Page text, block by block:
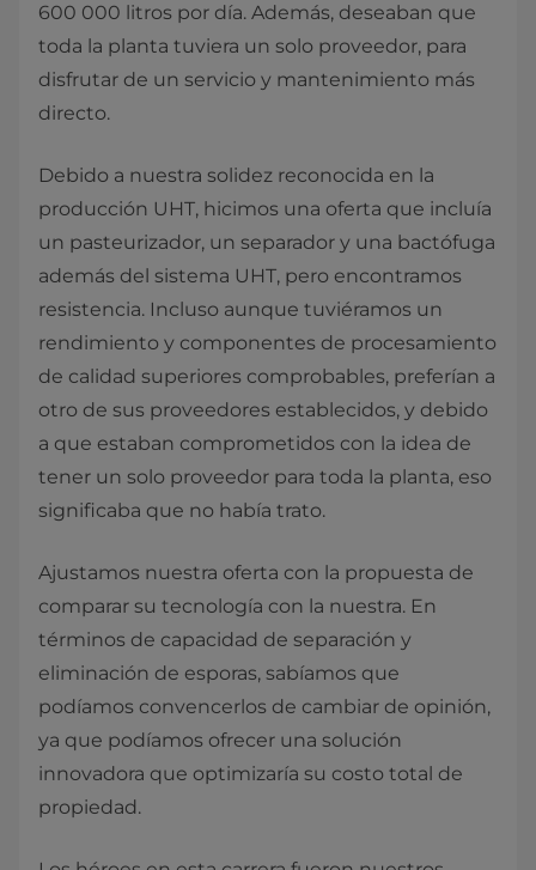
600 000 litros por día. Además, deseaban que
toda la planta tuviera un solo proveedor, para
disfrutar de un servicio y mantenimiento más
directo.
Debido a nuestra solidez reconocida en la
producción UHT, hicimos una oferta que incluía
un pasteurizador, un separador y una bactófuga
además del sistema UHT, pero encontramos
resistencia. Incluso aunque tuviéramos un
rendimiento y componentes de procesamiento
de calidad superiores comprobables, preferían a
otro de sus proveedores establecidos, y debido
a que estaban comprometidos con la idea de
tener un solo proveedor para toda la planta, eso
significaba que no había trato.
Ajustamos nuestra oferta con la propuesta de
comparar su tecnología con la nuestra. En
términos de capacidad de separación y
eliminación de esporas, sabíamos que
podíamos convencerlos de cambiar de opinión,
ya que podíamos ofrecer una solución
innovadora que optimizaría su costo total de
propiedad.